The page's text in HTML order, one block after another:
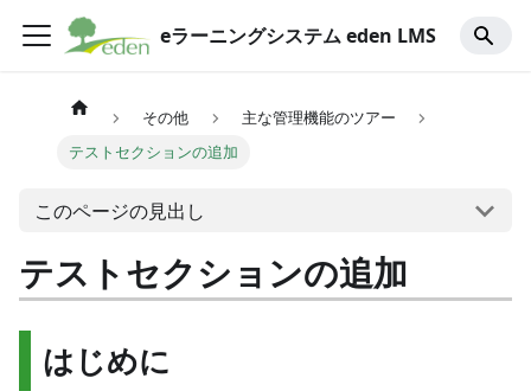
eラーニングシステム eden LMS
その他
主な管理機能のツアー
テストセクションの追加
このページの見出し
テストセクションの追加
はじめに